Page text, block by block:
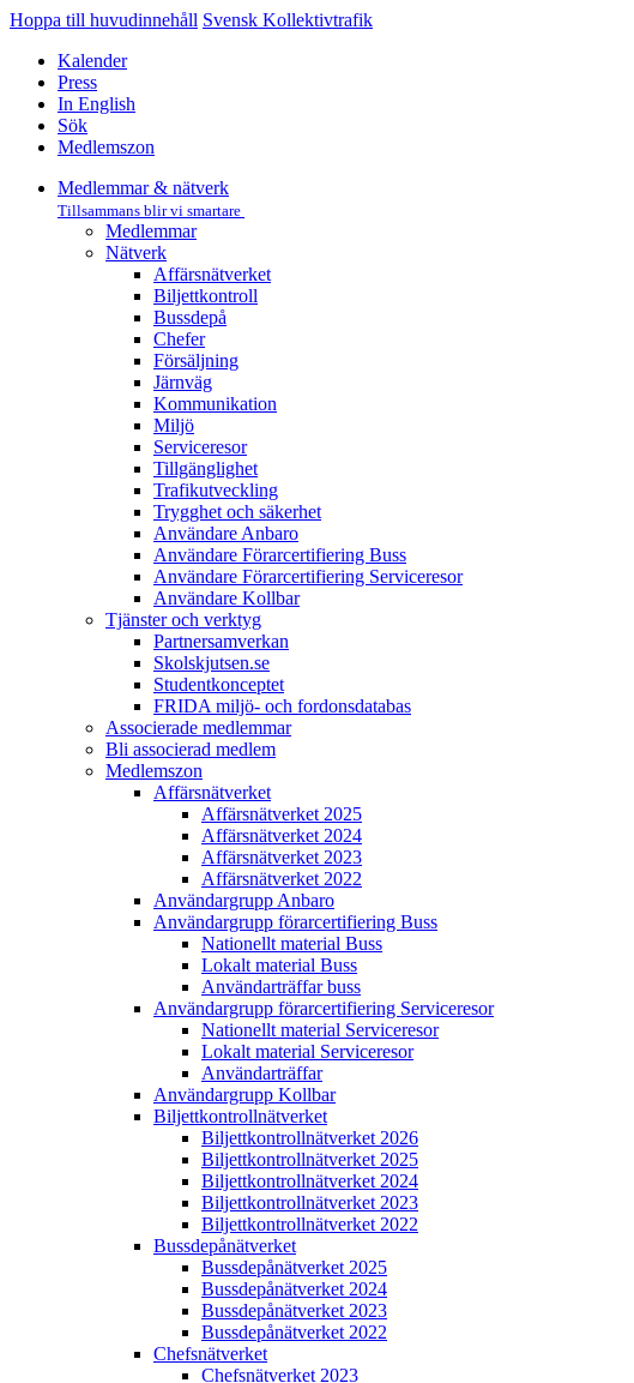
Hoppa till huvudinnehåll Svensk Kollektivtrafik
Kalender
Press
In English
Sök
Medlemszon
Medlemmar & nätverk
Tillsammans blir vi smartare
Medlemmar
Nätverk
Affärs­nätverket
Biljettkontroll­
Bussdepå­
Chefer
Försäljning
Järnväg
Kommunikation
Miljö­
Serviceresor
Tillgänglighet
Trafikutveckling
Trygghet och säkerhet
Användare Anbaro
Användare Förarcertifiering Buss
Användare Förarcertifiering Serviceresor
Användare Koll­bar
Tjänster och verktyg
Partner­samverkan
Skolskjutsen.se
Studentkonceptet
FRIDA miljö- och fordonsdatabas
Associerade medlemmar
Bli associerad medlem
Medlemszon
Affärs­nätverket
Affärs­nätverket 2025
Affärs­nätverket 2024
Affärs­nätverket 2023
Affärs­nätverket 2022
Användargrupp Anbaro
Användargrupp förarcertifiering Buss
Nationellt material Buss
Lokalt material Buss
Användarträffar buss
Användargrupp förarcertifiering Serviceresor
Nationellt material Serviceresor
Lokalt material Serviceresor
Användarträffar
Användargrupp Kollbar
Biljettkontroll­nätverket
Biljettkontroll­nätverket 2026
Biljettkontroll­nätverket 2025
Biljettkontroll­nätverket 2024
Biljettkontroll­nätverket 2023
Biljettkontroll­nätverket 2022
Bussdepå­nätverket
Bussdepå­nätverket 2025
Bussdepå­nätverket 2024
Bussdepå­nätverket 2023
Bussdepå­nätverket 2022
Chefs­nätverket
Chefs­nätverket 2023